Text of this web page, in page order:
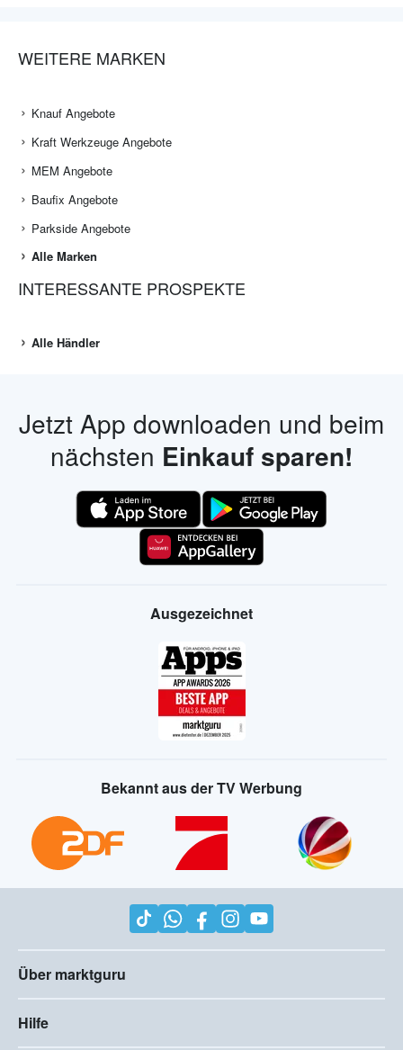
WEITERE MARKEN
Knauf Angebote
Kraft Werkzeuge Angebote
MEM Angebote
Baufix Angebote
Parkside Angebote
Alle Marken
INTERESSANTE PROSPEKTE
Alle Händler
Jetzt App downloaden und beim
nächsten Einkauf sparen!
Ausgezeichnet
Bekannt aus der TV Werbung
Über marktguru
Hilfe